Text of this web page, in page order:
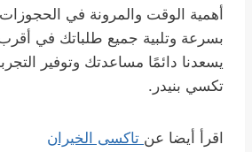
أهمية الوقت والمرونة في
بسرعة وتلبية جميع طلباتك في
يسعدنا دائمًا مساعدتك وتوفير
تكسي بنيدر.
اقرأ أيضا عن تاكسى الخيران